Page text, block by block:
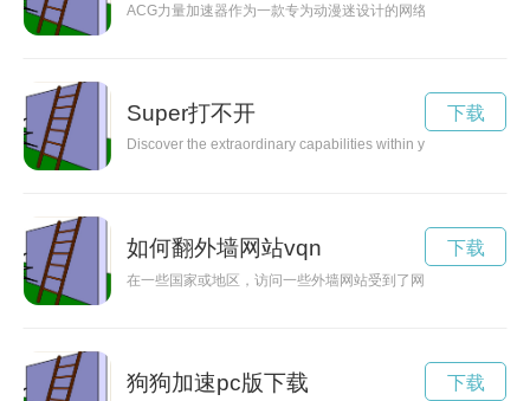
ACG力量加速器作为一款专为动漫迷设计的网络加速器，能够
Super打不开
Discover the extraordinary capabilities within you and learn
下载
如何翻外墙网站vqn
在一些国家或地区，访问一些外墙网站受到了网络限制，无法
下载
狗狗加速pc版下载 下载